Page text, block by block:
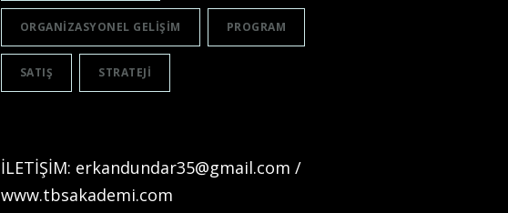
ORGANIZASYONEL GELIŞIM PROGRAM
SATIŞ STRATEJI
İLETİŞİM: erkandundar35@gmail.com /
www.tbsakademi.com